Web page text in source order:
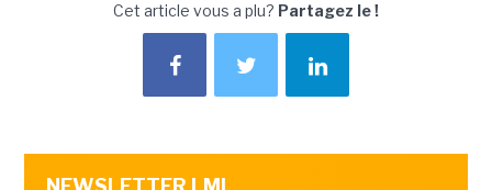
Cet article vous a plu? Partagez le !